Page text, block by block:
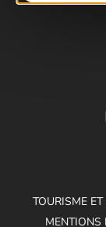
TOURISME
MENTIONS